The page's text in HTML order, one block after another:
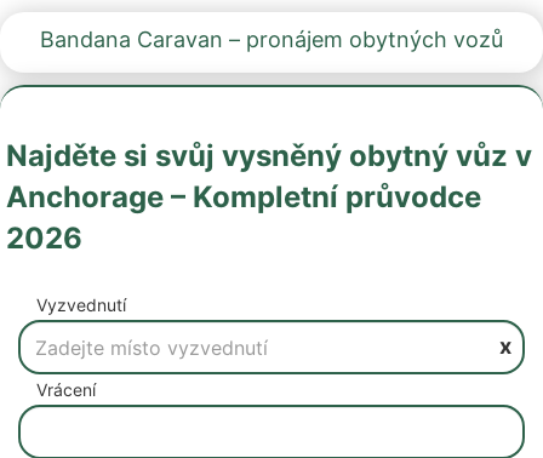
Bandana Caravan – pronájem obytných vozů
Najděte si svůj vysněný obytný vůz v
Anchorage – Kompletní průvodce
2026
Vyzvednutí
x
Vrácení